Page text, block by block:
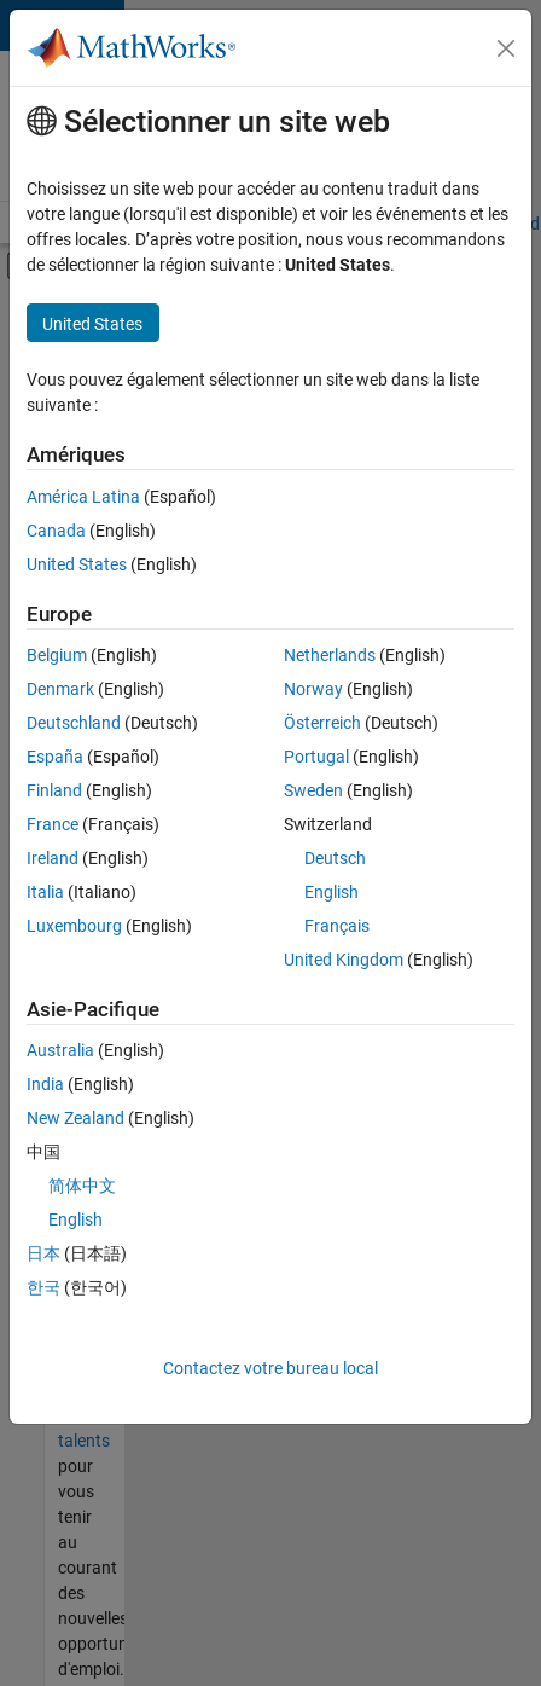
Passer au contenu
Votre
carrière
chez
Accueil Explorer nos opportunités Adresses de nos bureaux
Activer/désactiver l'affichage du menu
Contenu principal
FILTRER PAR
Stages
Programme destiné aux nouvelles carrières (EDG)
Support avancé
Actuellement,
aucune
offre
d'emploi
correspondant
à vos
critères
de
recherche.
Vous
pouvez
élargir
votre
recherche
ou
afficher
l’ensemble
d'emploi.
malgré
tout
vous
trouvez
pas
d'offre
corresponde
à vos
talents
pour
vous
tenir
au
courant
des
nouvelles
opportunités
d'emploi.
Sélectionner un site web
Choisissez un site web pour accéder au contenu traduit dans
votre langue (lorsqu'il est disponible) et voir les événements et les
offres locales. D’après votre position, nous vous recommandons
de sélectionner la région suivante :United States.
United States
Vous pouvez également sélectionner un site web dans la liste
suivante :
Amériques
América Latina (Español)
Canada (English)
United States (English)
Europe
Belgium (English)
Denmark (English)
Deutschland (Deutsch)
España (Español)
Finland (English)
France (Français)
Ireland (English)
Italia (Italiano)
Luxembourg (English)
Netherlands(English)
Norway(English)
Österreich (Deutsch)
Portugal (English)
Sweden (English)
Switzerland
Deutsch
English
Français
United Kingdom(English)
Asie-Pacifique
Australia (English)
India (English)
New Zealand (English)
中国
简体中文
English
日本 (日本語)
한국 (한국어)
Contactez votre bureau local